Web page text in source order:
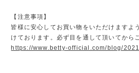
【注意事項】
皆様に安心してお買い物をいただけますよ
けております。必ず目を通して頂いてから
https://www.betty-official.com/blog/